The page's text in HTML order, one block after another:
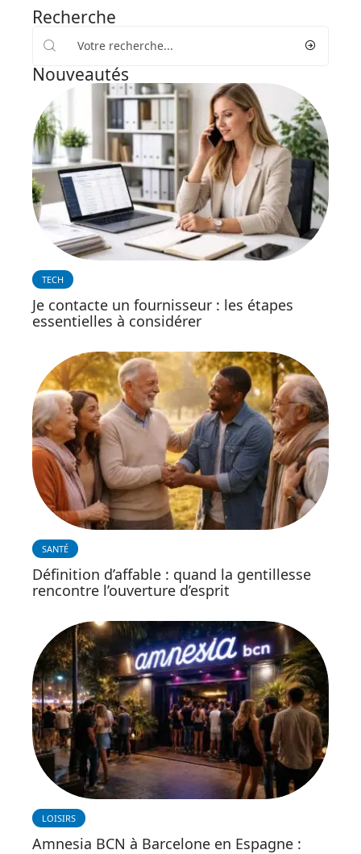
Recherche
Nouveautés
TECH
Je contacte un fournisseur : les étapes
essentielles à considérer
SANTÉ
Définition d’affable : quand la gentillesse
rencontre l’ouverture d’esprit
LOISIRS
Amnesia BCN à Barcelone en Espagne :